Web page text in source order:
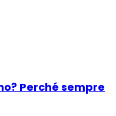
Perché sempre